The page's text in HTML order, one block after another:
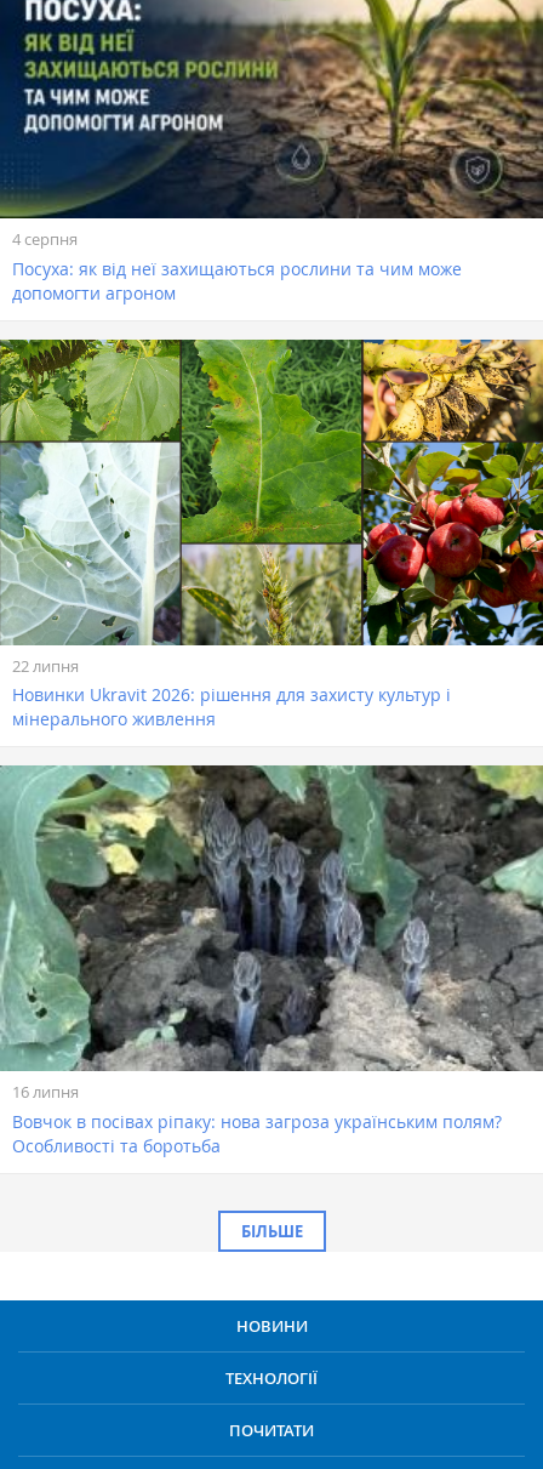
4 серпня
Посуха: як від неї захищаються рослини та чим може
допомогти агроном
22 липня
Новинки Ukravit 2026: рішення для захисту культур і
мінерального живлення
16 липня
Вовчок в посівах ріпаку: нова загроза українським полям?
Особливості та боротьба
БІЛЬШЕ
НОВИНИ
ТЕХНОЛОГІЇ
ПОЧИТАТИ